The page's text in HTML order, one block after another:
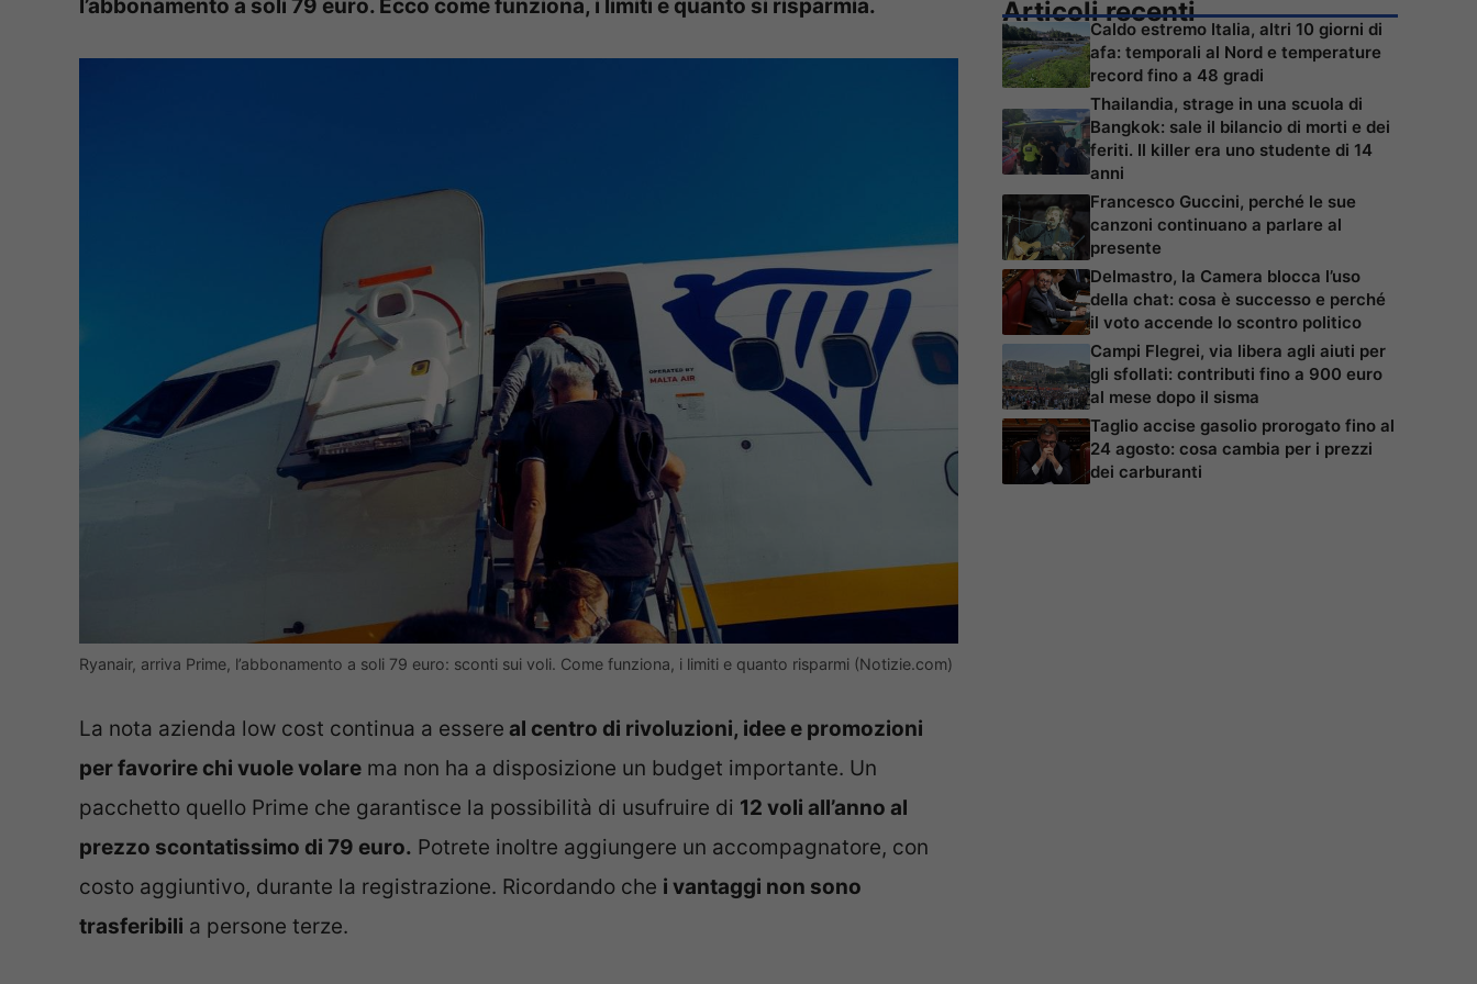
l’abbonamento a soli 79 euro. Ecco come funziona, i limiti e quanto si risparmia.
Ryanair, arriva Prime, l’abbonamento a soli 79 euro: sconti sui voli. Come funziona, i limiti e quanto risparmi (Notizie.com)
La nota azienda low cost continua a essere al centro di rivoluzioni, idee e promozioni
per favorire chi vuole volare ma non ha a disposizione un budget importante. Un
pacchetto quello Prime che garantisce la possibilità di usufruire di 12 voli all’anno al
prezzo scontatissimo di 79 euro. Potrete inoltre aggiungere un accompagnatore, con
costo aggiuntivo, durante la registrazione. Ricordando che i vantaggi non sono
trasferibili a persone terze.
Articoli recenti
Caldo estremo Italia, altri 10 giorni di
afa: temporali al Nord e temperature
record fino a 48 gradi
Thailandia, strage in una scuola di
Bangkok: sale il bilancio di morti e dei
feriti. Il killer era uno studente di 14
anni
Francesco Guccini, perché le sue
canzoni continuano a parlare al
presente
Delmastro, la Camera blocca l’uso
della chat: cosa è successo e perché
il voto accende lo scontro politico
Campi Flegrei, via libera agli aiuti per
gli sfollati: contributi fino a 900 euro
al mese dopo il sisma
Taglio accise gasolio prorogato fino al
24 agosto: cosa cambia per i prezzi
dei carburanti